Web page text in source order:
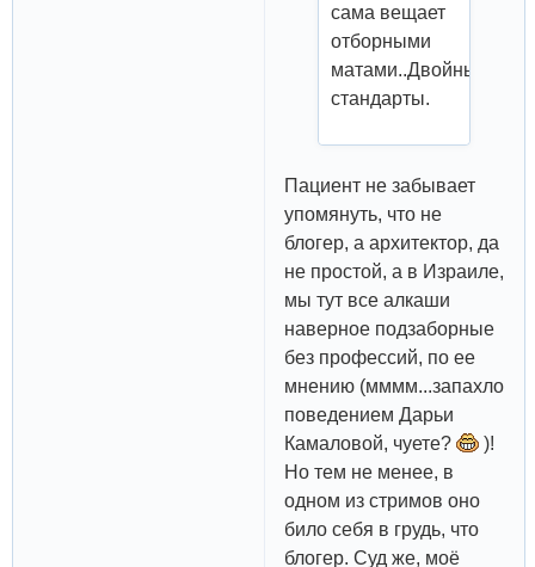
сама вещает
отборными
матами..Двойные
стандарты.
Пациент не забывает
упомянуть, что не
блогер, а архитектор, да
не простой, а в Израиле,
мы тут все алкаши
наверное подзаборные
без профессий, по ее
мнению (мммм...запахло
поведением Дарьи
Камаловой, чуете?
)!
Но тем не менее, в
одном из стримов оно
било себя в грудь, что
блогер. Суд же, моё